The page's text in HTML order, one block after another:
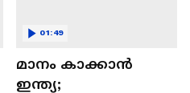
മാനം കാക്കാൻ
ഇന്ത്യ;
01:49